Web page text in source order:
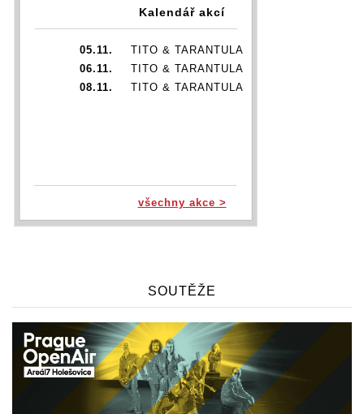
Kalendář akcí
05.11.
TITO & TARANTULA
06.11.
TITO & TARANTULA
08.11.
TITO & TARANTULA
všechny akce >
SOUTĚŽE